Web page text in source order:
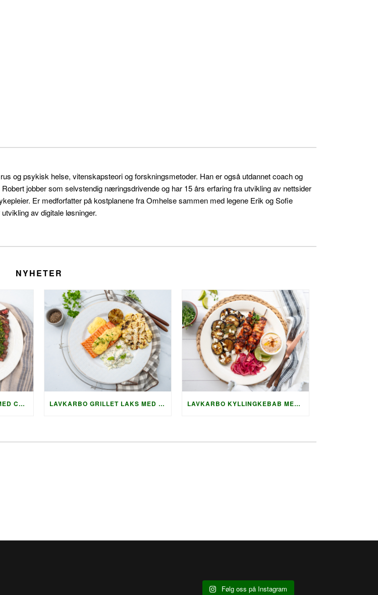
og psykisk helse, vitenskapsteori og forskningsmetoder. Han er også utdannet coach og
jobber som selvstendig næringsdrivende og har 15 års erfaring fra utvikling av nettsider
Er medforfatter på kostplanene fra Omhelse sammen med legene Erik og Sofie
av digitale løsninger.
NYHETER
LAVKARBO ENTRECÔTE MED CHIMICHURRI OG GRILLET TILBEHØR LAVKARBO GRILLET LAKS MED HOLLANDAISE OG KREMET AGURKSALAT LAVKARBO KYLLINGKEBAB MED GRILLET SQUASH OG AUBERGINE
Følg oss på Instagram